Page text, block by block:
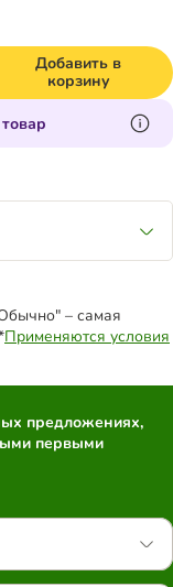
Добавить в
корзину
– самая
Применяются условия
предложениях,
первыми